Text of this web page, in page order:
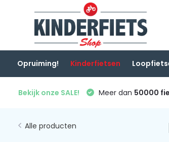
Opruiming! Kinderfietsen
Bekijk onze SALE! Meer dan 50000
Alle producten